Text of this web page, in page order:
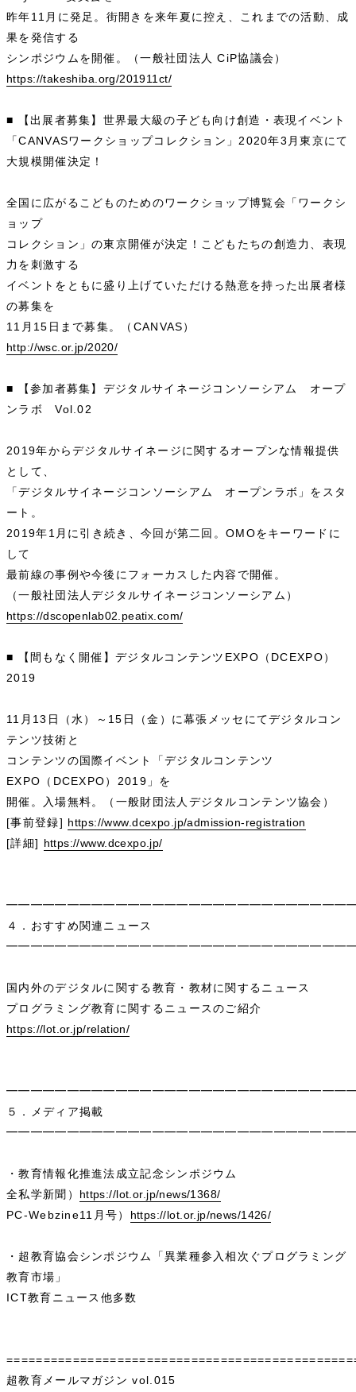
昨年11月に発足。街開きを来年夏に控え、これまでの活動、成
果を発信する
シンポジウムを開催。（一般社団法人 CiP協議会）
https://takeshiba.org/201911ct/
■ 【出展者募集】世界最大級の子ども向け創造・表現イベント
「CANVASワークショップコレクション」2020年3月東京にて
大規模開催決定！
全国に広がるこどものためのワークショップ博覧会「ワークシ
ョップ
コレクション」の東京開催が決定！こどもたちの創造力、表現
力を刺激する
イベントをともに盛り上げていただける熱意を持った出展者様
の募集を
11月15日まで募集。（CANVAS）
http://wsc.or.jp/2020/
■ 【参加者募集】デジタルサイネージコンソーシアム オープ
ンラボ Vol.02
2019年からデジタルサイネージに関するオープンな情報提供
として、
「デジタルサイネージコンソーシアム オープンラボ」をスタ
ート。
2019年1月に引き続き、今回が第二回。OMOをキーワードに
して
最前線の事例や今後にフォーカスした内容で開催。
（一般社団法人デジタルサイネージコンソーシアム）
https://dscopenlab02.peatix.com/
■ 【間もなく開催】デジタルコンテンツEXPO（DCEXPO）
2019
11月13日（水）～15日（金）に幕張メッセにてデジタルコン
テンツ技術と
コンテンツの国際イベント「デジタルコンテンツ
EXPO（DCEXPO）2019」を
開催。入場無料。（一般財団法人デジタルコンテンツ協会）
[事前登録] https://www.dcexpo.jp/admission-registration
[詳細] https://www.dcexpo.jp/
４．おすすめ関連ニュース
国内外のデジタルに関する教育・教材に関するニュース
プログラミング教育に関するニュースのご紹介
https://lot.or.jp/relation/
５．メディア掲載
・教育情報化推進法成立記念シンポジウム
全私学新聞） https://lot.or.jp/news/1368/
PC-Webzine11月号） https://lot.or.jp/news/1426/
・超教育協会シンポジウム「異業種参入相次ぐプログラミング
教育市場」
ICT教育ニュース他多数
超教育メールマガジン vol.015